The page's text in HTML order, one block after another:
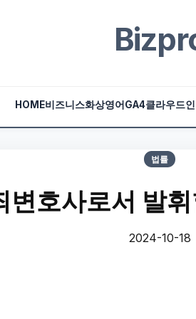
HOME비즈니스화상영어 GA4클라우드
법률
변호사로서 발
2024-10-18